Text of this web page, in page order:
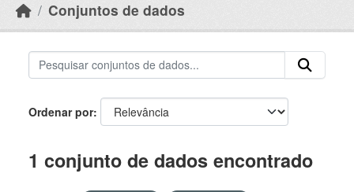
Conjuntos de dados
Ordenar por
1 conjunto de dados encontrado